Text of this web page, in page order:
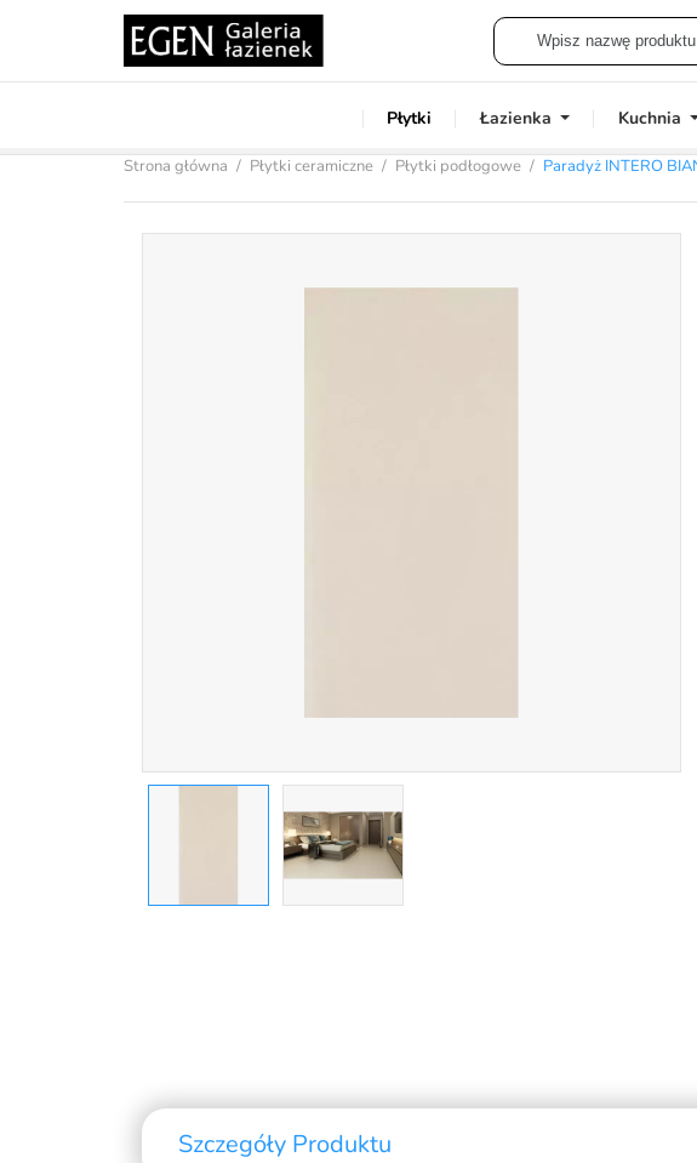
Płytki Łazienka Kuchnia
Strona główna Płytki ceramiczne Płytki podłogowe Paradyż INTERO
Szczegóły Produktu